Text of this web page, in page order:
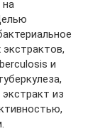
на
и
из